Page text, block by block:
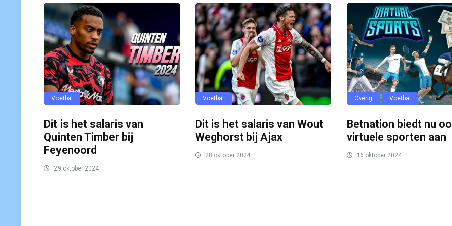
Voetbal
Dit is het salaris van
Quinten Timber bij
Feyenoord
29 oktober 2024
Voetbal
Dit is het salaris van Wout
Weghorst bij Ajax
28 oktober 2024
Overig Voetbal
Betnation biedt nu
virtuele sporten aan
16 oktober 2024